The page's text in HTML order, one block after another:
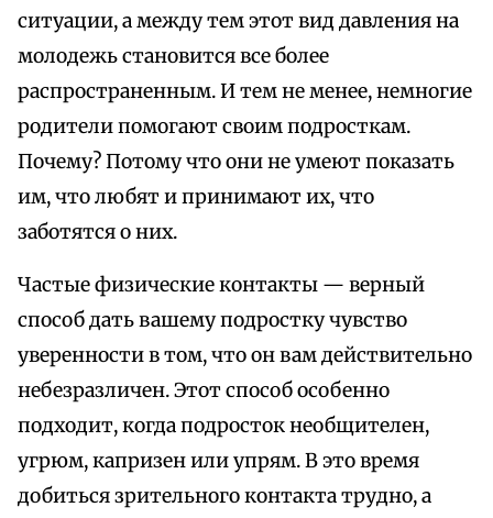
ситуации, а между тем этот вид давления на
молодежь становится все более
распространенным. И тем не менее, немногие
родители помогают своим подросткам.
Почему? Потому что они не умеют показать
им, что любят и принимают их, что
заботятся о них.
Частые физические контакты — верный
способ дать вашему подростку чувство
уверенности в том, что он вам действительно
небезразличен. Этот способ особенно
подходит, когда подросток необщителен,
угрюм, капризен или упрям. В это время
добиться зрительного контакта трудно, а